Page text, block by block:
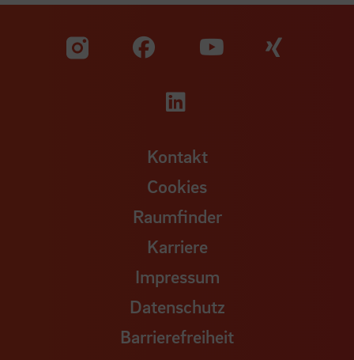
Zu unserer Facebook
Zu
Zu unserer
Kontakt
Cookies
Raumfinder
Karriere
Impressum
Datenschutz
Barrierefreiheit